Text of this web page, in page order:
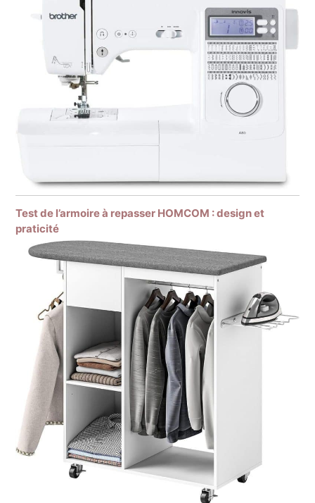
Test de l’armoire à repasser HOMCOM : design et
praticité